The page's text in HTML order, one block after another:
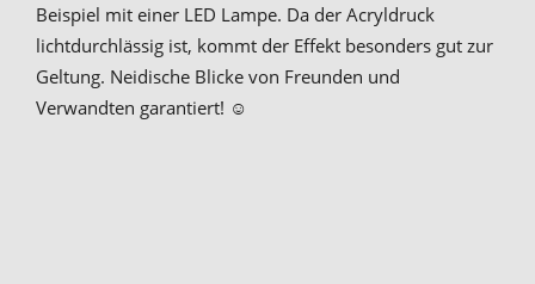
Beispiel mit einer LED Lampe. Da der Acryldruck
lichtdurchlässig ist, kommt der Effekt besonders gut zur
Geltung. Neidische Blicke von Freunden und
Verwandten garantiert! ☺